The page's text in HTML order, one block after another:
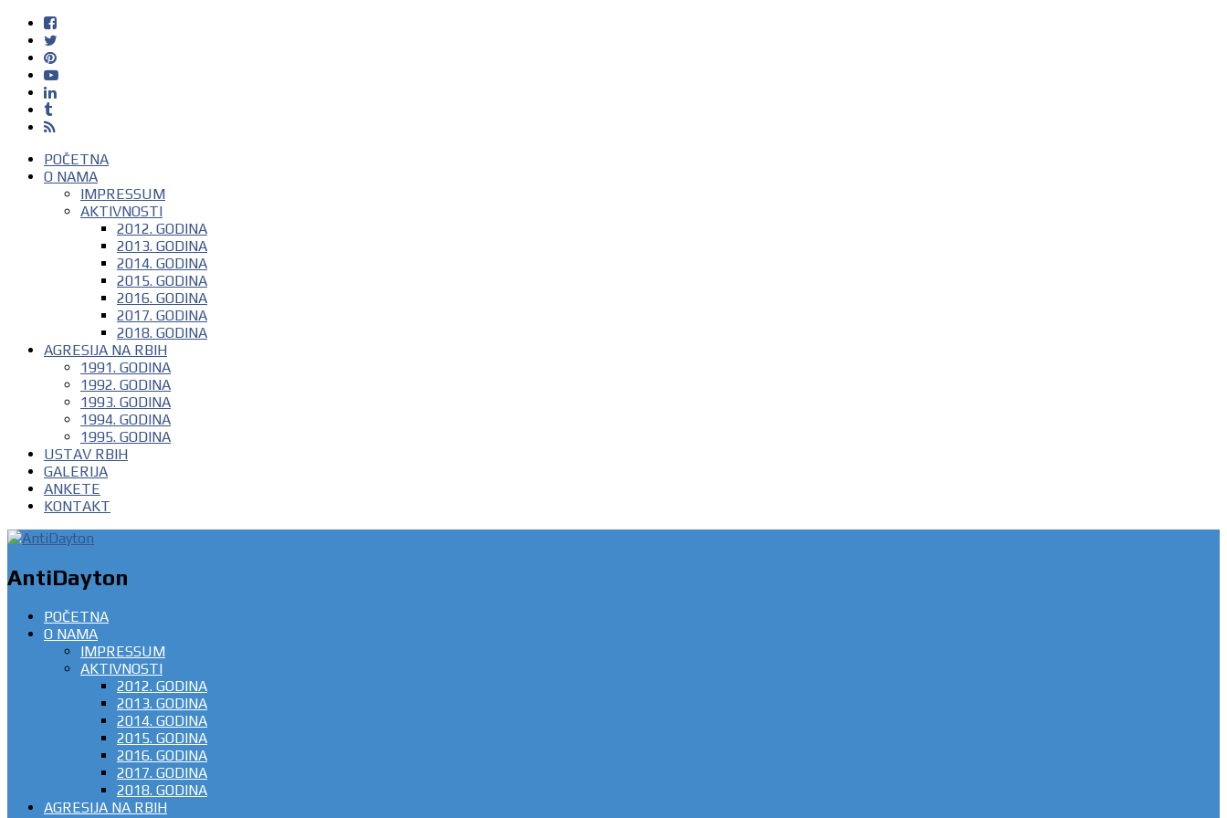
POČETNA
O NAMA
IMPRESSUM
AKTIVNOSTI
2012. GODINA
2013. GODINA
2014. GODINA
2015. GODINA
2016. GODINA
2017. GODINA
2018. GODINA
AGRESIJA NA RBIH
1991. GODINA
1992. GODINA
1993. GODINA
1994. GODINA
1995. GODINA
USTAV RBIH
GALERIJA
ANKETE
KONTAKT
AntiDayton
POČETNA
O NAMA
IMPRESSUM
AKTIVNOSTI
2012. GODINA
2013. GODINA
2014. GODINA
2015. GODINA
2016. GODINA
2017. GODINA
2018. GODINA
AGRESIJA NA RBIH